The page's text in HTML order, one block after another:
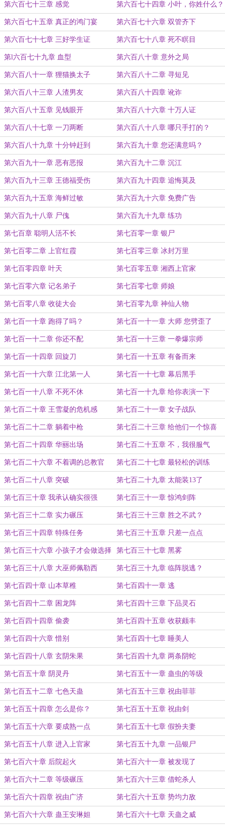
第六百七十三章 感觉 第六百七十四章 小叶，你姓什么？
第六百七十五章 真正的鸿门宴 第六百七十六章 双管齐下
第六百七十七章 三好学生证 第六百七十八章 死不瞑目
第l六百七十九章 血型 第六百八十章 意外之局
第六百八十一章 狸猫换太子 第六百八十二章 寻短见
第六百八十三章 人渣男友 第六百八十四章 讹诈
第六百八十五章 见钱眼开 第六百八十六章 十万人证
第六百八十七章 一刀两断 第六百八十八章 哪只手打的？
第六百八十九章 十分钟赶到 第六百九十章 您还满意吗？
第六百九十一章 恶有恶报 第六百九十二章 沉江
第六百九十三章 王德福受伤 第六百九十四章 追悔莫及
第六百九十五章 海鲜过敏 第六百九十六章 免费广告
第六百九十八章 尸傀 第六百九十九章 练功
第七百章 聪明人活不长 第七百零一章 银尸
第七百零二章 上官红霞 第七百零三章 冰封万里
第七百零四章 叶天 第七百零五章 湘西上官家
第七百零六章 记名弟子 第七百零七章 师娘
第七百零八章 收徒大会 第七百零九章 神仙人物
第七百一十章 跑得了吗？ 第七百一十一章 大师 您劈歪了
第七百一十二章 你还不配 第七百一十三章 一拳爆宗师
第七百一十四章 回旋刀 第七百一十五章 有备而来
第七百一十六章 江北第一人 第七百一十七章 幕后黑手
第七百一十八章 不死不休 第七百一十九章 给你表演一下
第七百二十章 王雪凝的危机感 第七百二十一章 女子战队
第七百二十二章 躺着中枪 第七百二十三章 给他们一个惊喜
第七百二十四章 华丽出场 第七百二十五章 不，我很服气
第七百二十六章 不着调的总教官 第七百二十七章 最轻松的训练
第七百二十八章 突破 第七百二十九章 太能装13了
第七百三十章 我承认确实很强 第七百三十一章 惊鸿剑阵
第七百三十二章 实力碾压 第七百三十三章 胜之不武？
第七百三十四章 特殊任务 第七百三十五章 只差一点点
第七百三十六章 小孩子才会做选择 第七百三十七章 黑雾
第七百三十八章 大巫师佩勒西 第七百三十九章 临阵脱逃？
第七百四十章 山本草稚 第七百四十一章 逃
第七百四十二章 困龙阵 第七百四十三章 下品灵石
第七百四十四章 偷袭 第七百四十五章 收获颇丰
第七百四十六章 惜别 第七百四十七章 睡美人
第七百四十八章 玄阴朱果 第七百四十九章 两条阴蛇
第七百五十章 阴灵丹 第七百五十一章 蛊虫的等级
第七百五十二章 七色天蛊 第七百五十三章 祝由菲菲
第七百五十四章 怎么是你？ 第七百五十五章 祝由剑
第七百五十六章 要成熟一点 第七百五十七章 假扮夫妻
第七百五十八章 进入上官家 第七百五十九章 一品银尸
第七百六十章 后院起火 第七百六十一章 被发现了
第七百六十二章 等级碾压 第七百六十三章 借蛇杀人
第七百六十四章 祝由广济 第七百六十五章 势均力敌
第七百六十六章 蛊王安琳妲 第七百六十七章 天蛊之威